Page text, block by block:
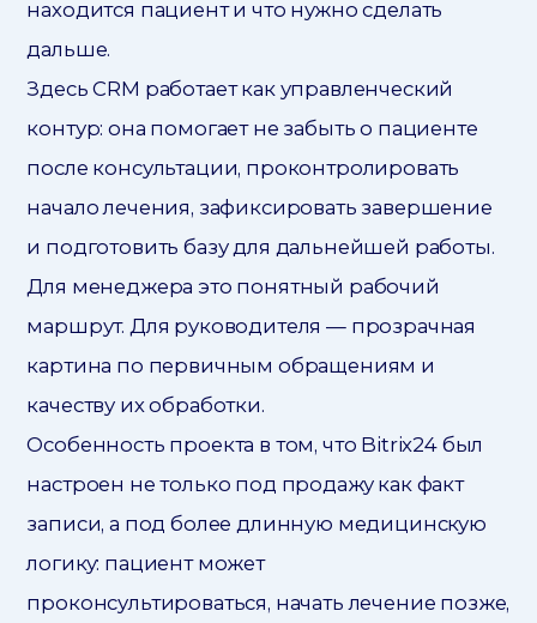
находится пациент и что нужно сделать
дальше.
Здесь CRM работает как управленческий
контур: она помогает не забыть о пациенте
после консультации, проконтролировать
начало лечения, зафиксировать завершение
и подготовить базу для дальнейшей работы.
Для менеджера это понятный рабочий
маршрут. Для руководителя — прозрачная
картина по первичным обращениям и
качеству их обработки.
Особенность проекта в том, что Bitrix24 был
настроен не только под продажу как факт
записи, а под более длинную медицинскую
логику: пациент может
проконсультироваться, начать лечение позже,